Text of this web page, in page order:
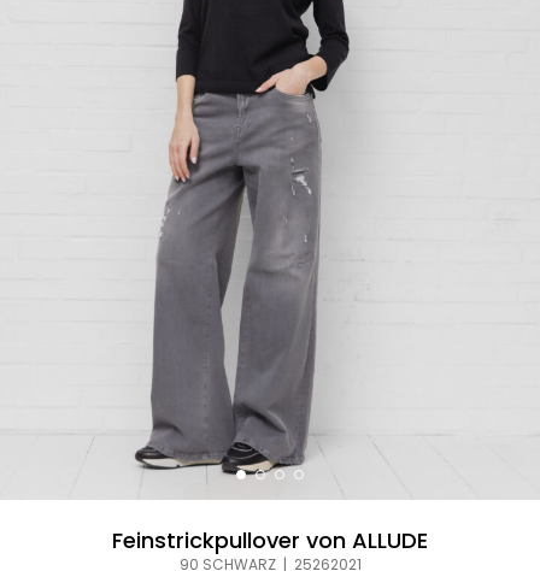
Feinstrickpullover von ALLUDE
90 SCHWARZ | 25262021